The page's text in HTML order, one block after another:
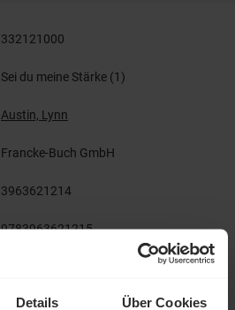
Details Über Cookies
332121000
Sei du meine Stärke (1)
Austin, Lynn
Francke-Buch GmbH
3963621214
9783963621215
336